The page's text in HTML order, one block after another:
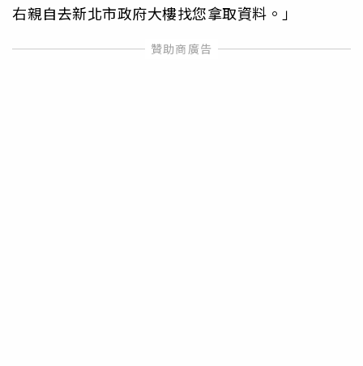
右親自去新北市政府大樓找您拿取資料。」